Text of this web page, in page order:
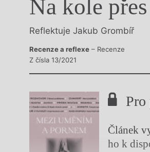
Výroční cenyNa kole
Reflektuje Jakub Grombíř
Recenze a reflexe – Recenze
Z čísla 13/2021
Pro
Článek
ho k